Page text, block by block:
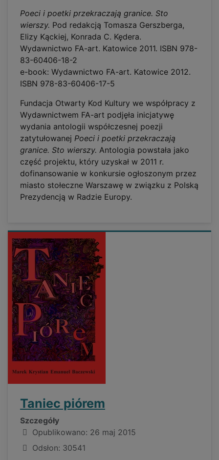
Poeci i poetki przekraczają granice. Sto
wierszy. Pod redakcją Tomasza Gerszberga,
Elizy Kąckiej, Konrada C. Kędera.
Wydawnictwo FA-art. Katowice 2011. ISBN 978-
83-60406-18-2
e-book: Wydawnictwo FA-art. Katowice 2012.
ISBN 978-83-60406-17-5
Fundacja Otwarty Kod Kultury we współpracy z
Wydawnictwem FA-art podjęła inicjatywę
wydania antologii współczesnej poezji
zatytułowanej Poeci i poetki przekraczają
granice. Sto wierszy. Antologia powstała jako
część projektu, który uzyskał w 2011 r.
dofinansowanie w konkursie ogłoszonym przez
miasto stołeczne Warszawę w związku z Polską
Prezydencją w Radzie Europy.
Taniec piórem
Szczegóły
Opublikowano: 26 maj 2015
Odsłon: 30541